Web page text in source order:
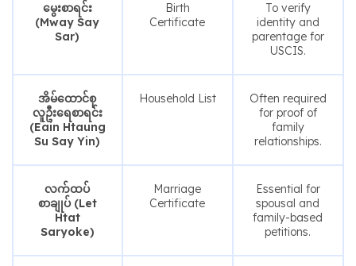
မွေးစာရင်း
(Mway Say
Sar)
Birth
Certificate
To verify
identity and
parentage for
USCIS.
အိမ်ထောင်စု
လူဦးရေစာရင်း
(Eain Htaung
Su Say Yin)
Household List
Often required
for proof of
family
relationships.
လက်ထပ်
စာချုပ် (Let
Htat
Saryoke)
Marriage
Certificate
Essential for
spousal and
family-based
petitions.